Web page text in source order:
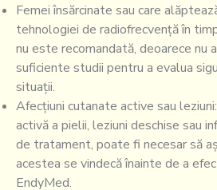
Femei însărcinate sau care
tehnologiei de radiofrecvență în
nu este recomandată, deoarece nu
suficiente studii pentru a evalua
situații.
Afecțiuni cutanate active sau
activă a pielii, leziuni deschise sau
de tratament, poate fi necesar să
acestea se vindecă înainte de a
EndyMed.